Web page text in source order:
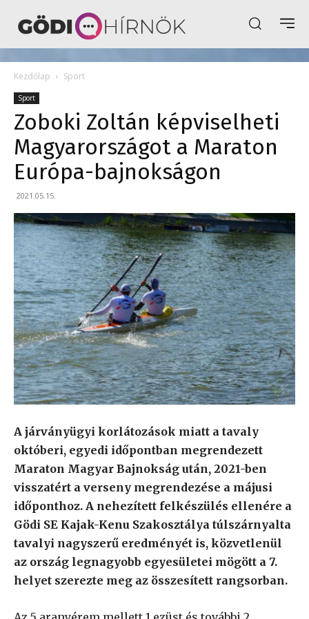
Kezdőlap Sport
Sport
Zoboki Zoltán képviselheti
Magyarországot a Maraton
Európa-bajnokságon
2021.05.15.
A járványügyi korlátozások miatt a tavaly
októberi, egyedi időpontban megrendezett
Maraton Magyar Bajnokság után, 2021-ben
visszatért a verseny megrendezése a májusi
időponthoz. A nehezített felkészülés ellenére a
Gödi SE Kajak-Kenu Szakosztálya túlszárnyalta
tavalyi nagyszerű eredményét is, közvetlenül
az ország legnagyobb egyesületei mögött a 7.
helyet szerezte meg az összesített rangsorban.